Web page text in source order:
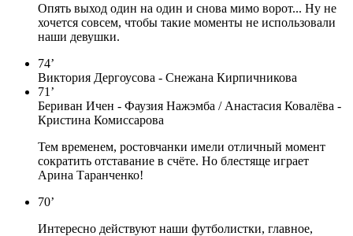
Опять выход один на один и снова мимо ворот... Ну не
хочется совсем, чтобы такие моменты не использовали
наши девушки.
74’
Виктория Дергоусова - Снежана Кирпичникова
71’
Бериван Ичен - Фаузия Нажэмба / Анастасия Ковалёва -
Кристина Комиссарова
Тем временем, ростовчанки имели отличный момент
сократить отставание в счёте. Но блестяще играет
Арина Таранченко!
70’
Интересно действуют наши футболистки, главное,